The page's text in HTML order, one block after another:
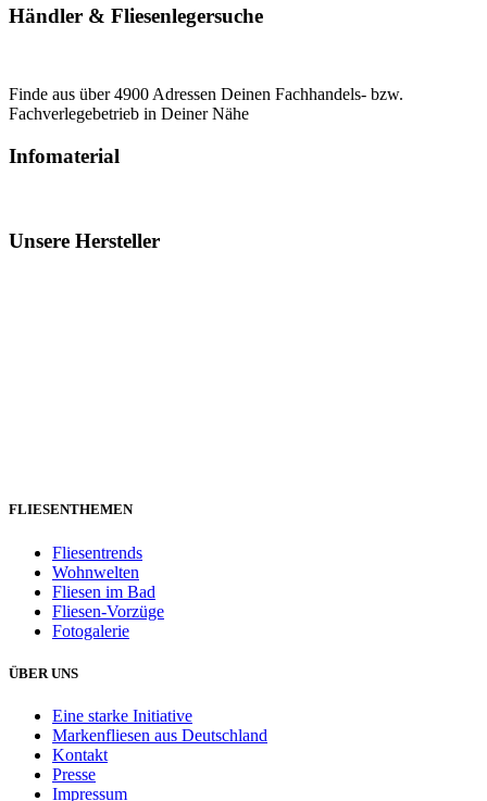
Händler & Fliesenlegersuche
Finde aus über 4900 Adressen Deinen Fachhandels- bzw.
Fachverlegebetrieb in Deiner Nähe
Infomaterial
Unsere Hersteller
FLIESENTHEMEN
Fliesentrends
Wohnwelten
Fliesen im Bad
Fliesen-Vorzüge
Fotogalerie
ÜBER UNS
Eine starke Initiative
Markenfliesen aus Deutschland
Kontakt
Presse
Impressum